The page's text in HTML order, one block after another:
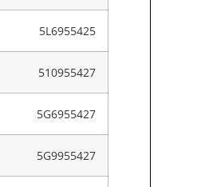
5L6955425
510955427
5G6955427
5G9955427